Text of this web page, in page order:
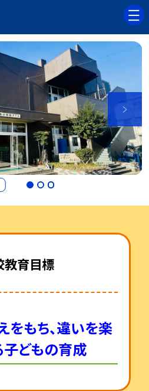
教育目標
をもち、違いを楽
子どもの育成